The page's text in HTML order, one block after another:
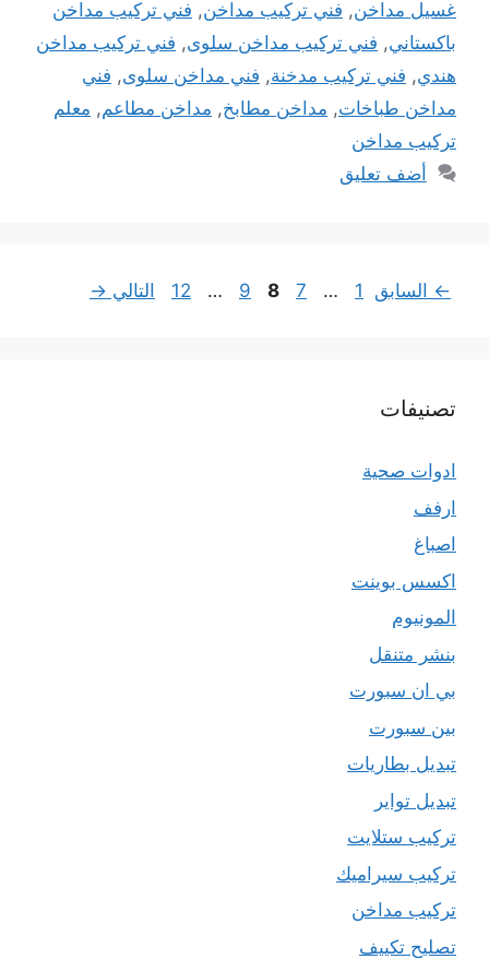
غسيل مداخن, فني تركيب مداخن, فني تركيب مداخن
باكستاني, فني تركيب مداخن سلوى, فني تركيب مداخن
هندي, فني تركيب مدخنة, فني مداخن سلوى, فني
مداخن طباخات, مداخن مطابخ, مداخن مطاعم, معلم
تركيب مداخن
أضف تعليق
← السابق Page
1
…
Page
7
Page
8
Page
9
…
Page
12 التالي →
تصنيفات
ادوات صحية
ارفف
اصباغ
اكسس بوينت
المونيوم
بنشر متنقل
بي ان سبورت
بين سبورت
تبديل بطاريات
تبديل تواير
تركيب ستلايت
تركيب سيراميك
تركيب مداخن
تصليح تكييف